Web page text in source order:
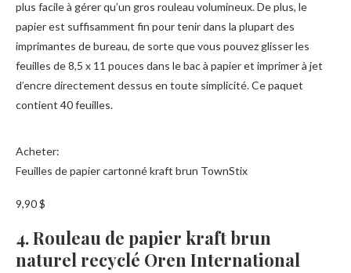
plus facile à gérer qu’un gros rouleau volumineux. De plus, le
papier est suffisamment fin pour tenir dans la plupart des
imprimantes de bureau, de sorte que vous pouvez glisser les
feuilles de 8,5 x 11 pouces dans le bac à papier et imprimer à jet
d’encre directement dessus en toute simplicité. Ce paquet
contient 40 feuilles.
Acheter:
Feuilles de papier cartonné kraft brun TownStix
9,90 $
4. Rouleau de papier kraft brun
naturel recyclé Oren International